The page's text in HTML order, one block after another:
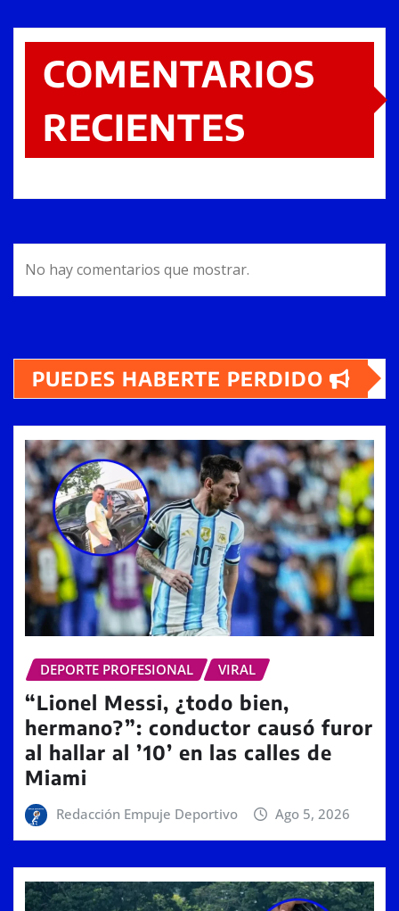
COMENTARIOS
RECIENTES
No hay comentarios que mostrar.
PUEDES HABERTE PERDIDO
DEPORTE PROFESIONAL VIRAL
“Lionel Messi, ¿todo bien,
hermano?”: conductor causó furor
al hallar al ’10’ en las calles de
Miami
Redacción Empuje Deportivo Ago 5, 2026